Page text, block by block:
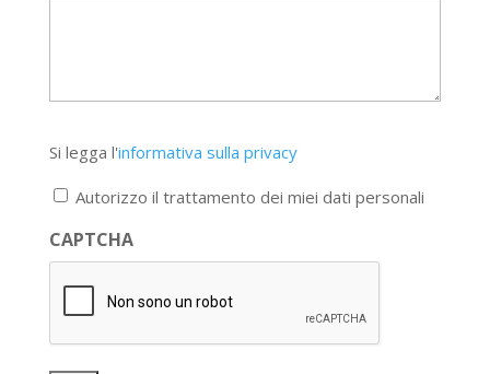
legga
l'informativa
privacy
*
Si legga l'informativa sulla privacy
Autorizzo il trattamento dei miei dati personali
CAPTCHA